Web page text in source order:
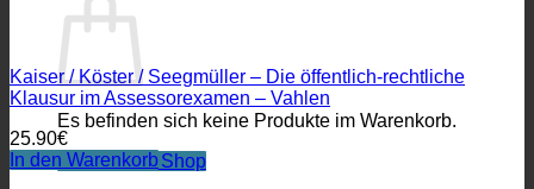
Es befinden sich keine Produkte im Warenkorb.
Zurück zum Shop
Kaiser / Köster / Seegmüller – Die öffentlich-rechtliche
Klausur im Assessorexamen – Vahlen
25.90€
In den Warenkorb